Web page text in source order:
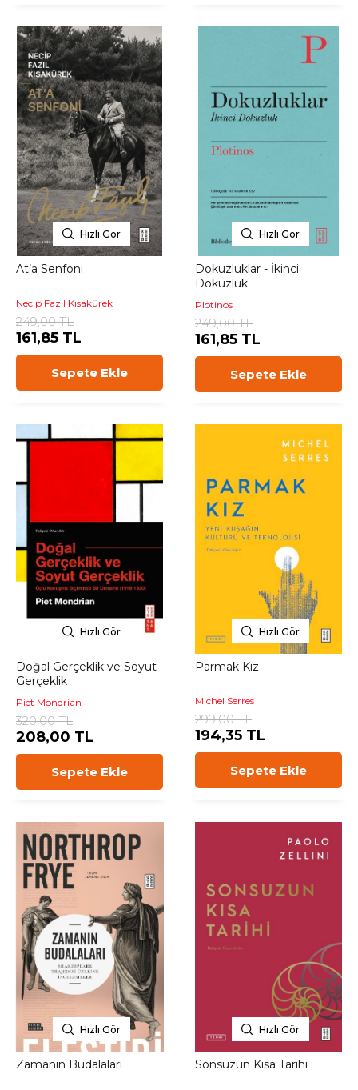
Hızlı Gör
At’a Senfoni
Necip Fazıl Kısakürek
249,00 TL
161,85 TL
Sepete Ekle
Hızlı Gör
Dokuzluklar - İkinci
Dokuzluk
Plotinos
249,00 TL
161,85 TL
Sepete Ekle
Hızlı Gör
Doğal Gerçeklik ve Soyut
Gerçeklik
Piet Mondrian
320,00 TL
208,00 TL
Sepete Ekle
Hızlı Gör
Parmak Kız
Michel Serres
299,00 TL
194,35 TL
Sepete Ekle
Hızlı Gör
Zamanın Budalaları
Hızlı Gör
Sonsuzun Kısa Tarihi